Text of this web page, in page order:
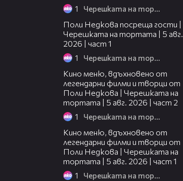
1 Черешката на тортата
Поли Недкова посреща гости |
Черешката на тортата | 5 авг.
2026 | част 1
1 Черешката на тортата
Кино меню, вдъхновено от
легендарни филми и творци от
Поли Недкова | Черешката на
тортата | 5 авг. 2026 | част 2
1 Черешката на тортата
Кино меню, вдъхновено от
легендарни филми и творци от
Поли Недкова | Черешката на
тортата | 5 авг. 2026 | част 1
1 Черешката на тортата